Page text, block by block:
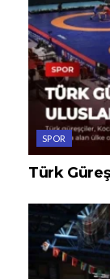
SPOR
Türk